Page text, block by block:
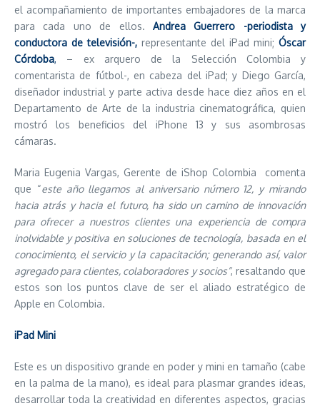
el acompañamiento de importantes embajadores de la marca
para cada uno de ellos. Andrea Guerrero -periodista y
conductora de televisión-, representante del iPad mini; Óscar
Córdoba, – ex arquero de la Selección Colombia y
comentarista de fútbol-, en cabeza del iPad; y Diego García,
diseñador industrial y parte activa desde hace diez años en el
Departamento de Arte de la industria cinematográfica, quien
mostró los beneficios del iPhone 13 y sus asombrosas
cámaras.
Maria Eugenia Vargas, Gerente de iShop Colombia comenta
que “este año llegamos al aniversario número 12, y mirando
hacia atrás y hacia el futuro, ha sido un camino de innovación
para ofrecer a nuestros clientes una experiencia de compra
inolvidable y positiva en soluciones de tecnología, basada en el
conocimiento, el servicio y la capacitación; generando así, valor
agregado para clientes, colaboradores y socios”, resaltando que
estos son los puntos clave de ser el aliado estratégico de
Apple en Colombia.
iPad Mini
Este es un dispositivo grande en poder y mini en tamaño (cabe
en la palma de la mano), es ideal para plasmar grandes ideas,
desarrollar toda la creatividad en diferentes aspectos, gracias